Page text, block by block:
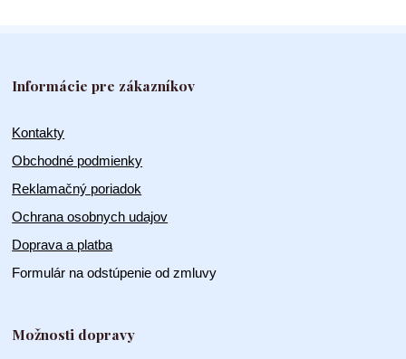
Informácie pre zákazníkov
Kontakty
Obchodné podmienky
Reklamačný poriadok
Ochrana osobnych udajov
Doprava a platba
Formulár na odstúpenie od zmluvy
Možnosti dopravy